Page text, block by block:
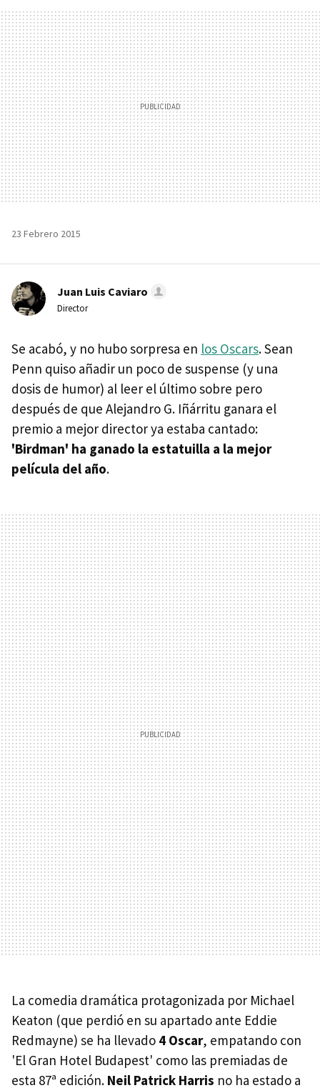
MAIL
23 Febrero 2015
Juan Luis Caviaro
Director
Se acabó, y no hubo sorpresa en los Oscars. Sean
Penn quiso añadir un poco de suspense (y una
dosis de humor) al leer el último sobre pero
después de que Alejandro G. Iñárritu ganara el
premio a mejor director ya estaba cantado:
'Birdman' ha ganado la estatuilla a la mejor
película del año.
La comedia dramática protagonizada por Michael
Keaton (que perdió en su apartado ante Eddie
Redmayne) se ha llevado 4 Oscar, empatando con
'El Gran Hotel Budapest' como las premiadas de
esta 87ª edición. Neil Patrick Harris no ha estado a